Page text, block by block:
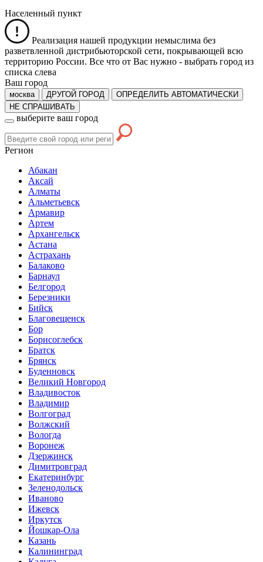
Населенный пункт
Реализация нашей продукции немыслима без
разветвленной дистрибьюторской сети, покрывающей всю
территорию России. Все что от Вас нужно - выбрать город из
списка слева
Ваш город
москва ДРУГОЙ ГОРОД
ОПРЕДЕЛИТЬ АВТОМАТИЧЕСКИ
НЕ СПРАШИВАТЬ
выберите ваш город
Регион
Абакан
Аксай
Алматы
Альметьевск
Армавир
Артем
Архангельск
Астана
Астрахань
Балаково
Барнаул
Белгород
Березники
Бийск
Благовещенск
Бор
Борисоглебск
Братск
Брянск
Буденновск
Великий Новгород
Владивосток
Владимир
Волгоград
Волжский
Вологда
Воронеж
Дзержинск
Димитровград
Екатеринбург
Зеленодольск
Иваново
Ижевск
Иркутск
Йошкар-Ола
Казань
Калининград